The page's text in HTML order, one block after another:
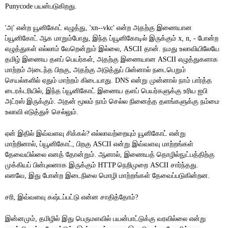
Punycode பயன்படுகிறது
'அ' என்ற யூனிகோட் எழுத்து , 'xn--vkc' என்ற அதற்கு இணையான
ப்யூனிகோட் ஆக மாறும்போது இந்த ப்யூனிகோடில் இருக்கும் x, n, - போன்ற
எழுத்துகள் எல்லாம் வேறென்றும் இல்லை , ASCII தான் நமது உலாவியிலேயே
தமிழ் இணைய தளப் பெயர்கள் அதற்கு இணையான ASCII எழுத்துகளாக
மாற்றம் அடைந்த பிறகு அதற்கு அடுத்துப் பின்னால் நடைபெறும்
செயல்களில் ஏதும் மாற்றம் கிடையாது . DNS என்று முன்னால் நாம் பார்த்த
டைரக்டரியில் இந்த ப்யூனிகோட் இணைய தளப் பெயர்களுக்கு உரிய ஐபி
அட்ரஸ் இருக்கும் அதன் மூலம் நாம் செல்ல நினைத்த தளங்களுக்கு நம்மை
உலாவி எடுத்துச் செல்லும்
ஏன் இதில் இவ்வளவு சிக்கல்? எல்லாவற்றையும் யூனிகோட் என்று
மாற்றினால் ப்யூனிகோட் பிறகு ASCII என்று இவ்வளவு மாற்றங்கள்
தேவையில்லை எனத் தோன்றும் ஆனால் இணையத் தொழில்நுட்பத்திற்கு
முக்கியப் பின்புலனாக இருக்கும் HTTP நெறிமுறை ASCII சார்ந்தது
எனவே இது போன்ற இடைநிலை மொழி மாற்றங்கள் தேவைப்படுகின்றன
சரி இவ்வளவு கஷ்டப்பட்டு என்ன சாதித்தோம்?
இன்னமும் தமிழில் இது பெருமளவில் பயன்பாட்டுக்கு வரவில்லை என்று